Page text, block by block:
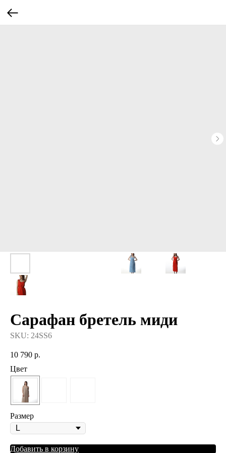
Сарафан бретель миди
SKU: 24SS6
10 790 р.
Цвет
Размер
Добавить в корзину